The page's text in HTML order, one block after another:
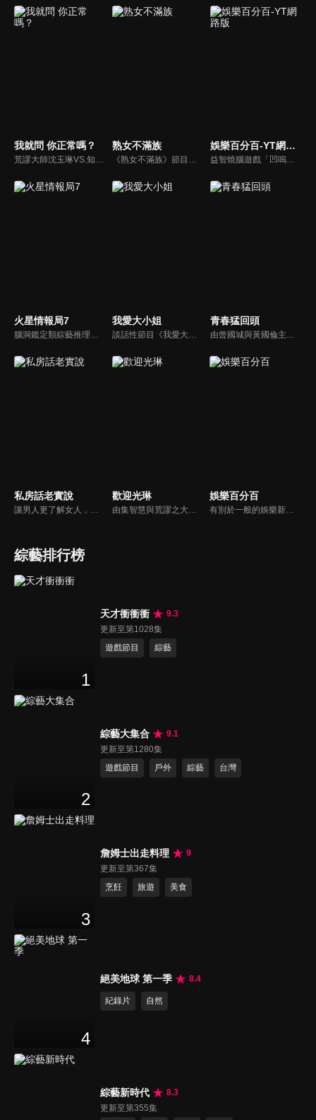
我就問 你正常嗎？
荒謬大師沈玉琳VS.知性作家​​于美人，首次聯手主持！雙方展現犀利又幽默的獨特主持風格引爆辛辣話題！
熟女不滿族
《熟女不滿族》節目主題均有關25-49歲的未婚女性，這些熟女們漂亮卻擔心嫁不出去，獨立卻希望有人疼，最怕寂寞，只能用工作填滿時間，她們是最矛盾最不滿足的一群人。
娛樂百分百-YT網路版
益智燒腦遊戲「凹嗚狼人殺」激發你的邏輯推理能力，偶像巨星雲集，全球娛樂資訊，一手掌握不脫節！2025全新升級改版，盡在《娛樂百分百-YT網路版》！
火星情報局7
腦洞鑑定類綜藝推理脫口秀，陣容為薛之謙、大張偉、楊迪、劉維、黃子弘凡、黃聖依、龐博等…節目圍繞著當下熱梗熱點、觀眾的興趣點、共鳴點展開故事；火星特工廣發英雄帖正面對撞，迎戰近年最出圈、最有趣、最敢說的廠牌大咖們。真金不怕火煉！一場席卷全網的廠牌巔峰之戰即將展開！
我愛大小姐
談話性節目《我愛大小姐》是由吳淡如、林慧萍主持的一檔談話性節目，講訴女人間的那些事。
青春猛回頭
由曾國城與黃國倫主持，節目中邀請20位20歲以下青少年組成青春團，另一邊則為年紀相較成熟的藝人來賓為不老團，每集分別就一件青少年必定遇見的事件討論，看兩個不同年代的人們，所擁有的不同看法與立場。帶領讓觀眾一起回到那些年的青春歲月！
私房話老實說
讓男人更了解女人，女人更了解自己 ，揭密女性私房話，讓療癒專家教你更愛自己！由于美人和納豆攜手主持，更多你想知道的女性私密話題都在《私房話老實說》。
歡迎光琳
由集智慧與荒謬之大成的奇葩大叔-沈玉琳與話鋒大膽的俏麗甜心-范乙霏(Albee)共同主持。餐桌上趣味橫生，檯面下爾虞我詐，五花八門的另類話題，層出不窮的驚奇爆點，此起彼落的嘻笑怒罵聲道盡人生悲歡離合。邊吃邊聊，將美味與趣味完美結合的吃播新模式。歡迎光琳，敬邀您大駕觀琳！
娛樂百分百
有別於一般的娛樂新聞播報，透過遊戲、粉絲互動認識大明星們的真性情，歌唱單元讓你享受歌手們天籟般的歌聲，各式專題報導是為最佳懶人包，掌握最新娛樂動態，求新求變的節目單元刺激你的感官、滿足你的視覺，帶給你滿滿的歡笑，洗去整日的疲憊！
綜藝排行榜
1
天才衝衝衝
9.3
更新至第1028集
遊戲節目
綜藝
2
綜藝大集合
9.1
更新至第1280集
遊戲節目
戶外 綜藝 台灣
3
詹姆士出走料理
9
更新至第367集
烹飪
旅遊 美食
4
絕美地球 第一季 8.4
紀錄片 自然
綜藝新時代
8.3
更新至第355集